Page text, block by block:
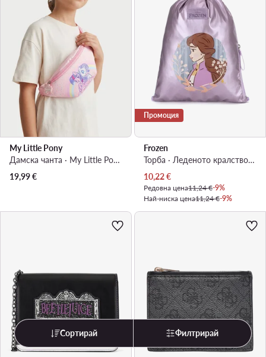
My Little Pony
Дамска чанта · My Little Pony · Розов
19,99€
Промоция
Frozen
Торба · Леденото кралство · Виолетов
Актуална цена
10,22€
Редовна цена11,24 €-9%
Най-ниска цена11,24 €-9%
Сортирай Филтрирай